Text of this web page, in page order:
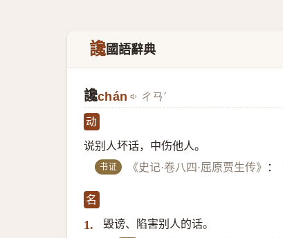
讒國語辭典
讒chán ㄔㄢˊ
动
说别人坏话，中伤他人。
书证 《史记·卷八四·屈原贾生传》 ：
名
1. 毁谤、陷害别人的话。